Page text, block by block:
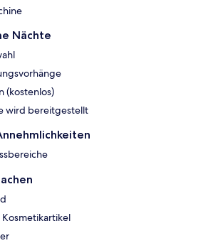
Nächte
(kostenlos)
wird bereitgestellt
Kosmetikartikel